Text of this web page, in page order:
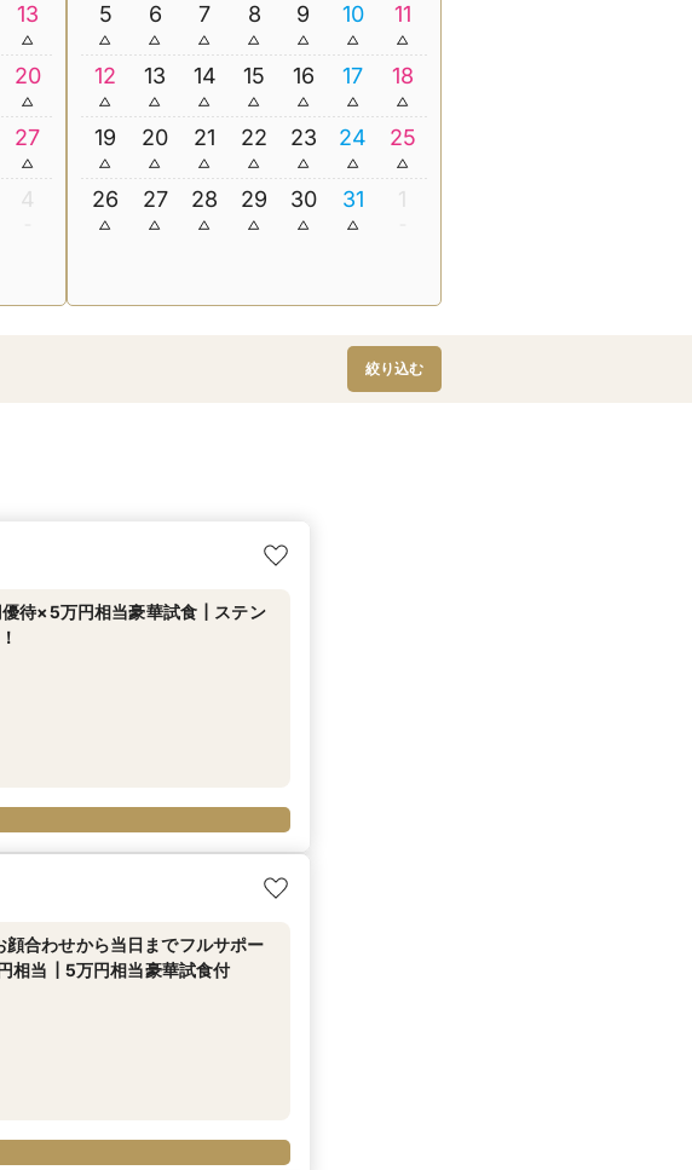
13
20
27
4
5 6 7 8 9 10 11
12 13 14 15 16 17 18
19 20 21 22 23 24 25
26 27 28 29 30 31 1
絞り込む
優待×5万円相当豪華試食┃ステン
合わせから当日までフルサポー
相当┃5万円相当豪華試食付